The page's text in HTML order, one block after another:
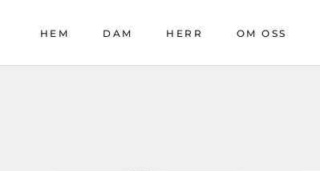
HEM DAM HERR OM OSS